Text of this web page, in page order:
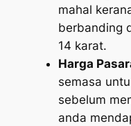
mahal
berbanding
14 karat.
Harga
semasa
sebelum
anda